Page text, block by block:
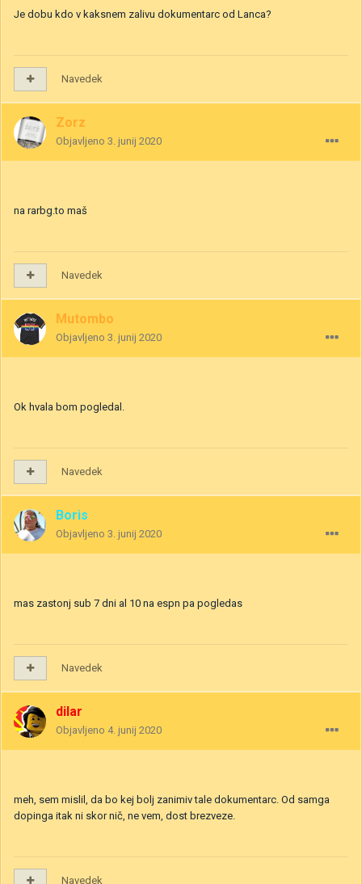
Je dobu kdo v kaksnem zalivu dokumentarc od Lanca?
Navedek
Zorz
Objavljeno 3. junij 2020
na rarbg.to maš
Navedek
Mutombo
Objavljeno 3. junij 2020
Ok hvala bom pogledal.
Navedek
Boris
Objavljeno 3. junij 2020
mas zastonj sub 7 dni al 10 na espn pa pogledas
Navedek
dilar
Objavljeno 4. junij 2020
meh, sem mislil, da bo kej bolj zanimiv tale dokumentarc. Od samga
dopinga itak ni skor nič, ne vem, dost brezveze.
Navedek